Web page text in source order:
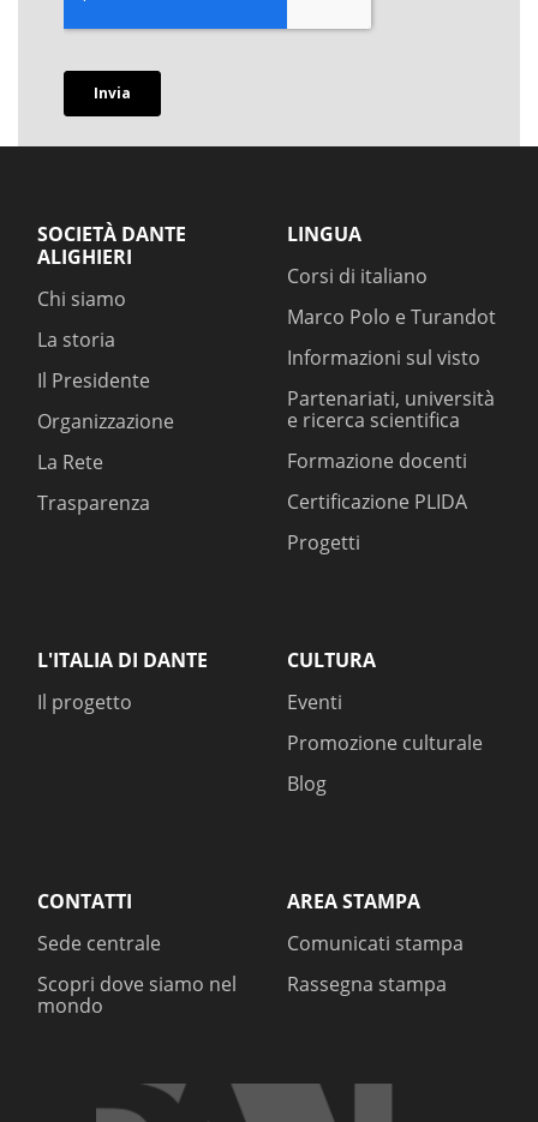
SOCIETÀ DANTE
ALIGHIERI
Chi siamo
La storia
Il Presidente
Organizzazione
La Rete
Trasparenza
LINGUA
Corsi di italiano
Marco Polo e Turandot
Informazioni sul visto
Partenariati, università
e ricerca scientifica
Formazione docenti
Certificazione PLIDA
Progetti
L'ITALIA DI DANTE
Il progetto
CULTURA
Eventi
Promozione culturale
Blog
CONTATTI
Sede centrale
Scopri dove siamo nel
mondo
AREA STAMPA
Comunicati stampa
Rassegna stampa